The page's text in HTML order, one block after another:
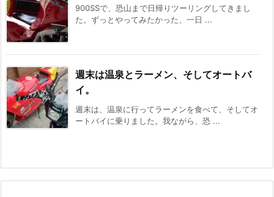
900SSで、恐山まで日帰りツーリングしてきまし
た。ずっとやってみたかった、一日 ...
週末は温泉とラーメン、そしてオートバ
イ。
週末は、温泉に行ってラーメンを食べて、そしてオ
ートバイに乗りました。我ながら、恐 ...